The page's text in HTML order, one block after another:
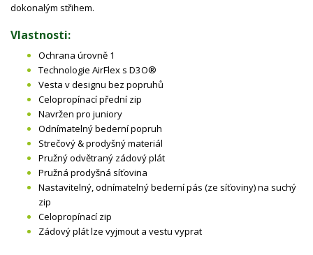
dokonalým střihem.
Vlastnosti:
Ochrana úrovně 1
Technologie AirFlex s D3O®
Vesta v designu bez popruhů
Celopropínací přední zip
Navržen pro juniory
Odnímatelný bederní popruh
Strečový & prodyšný materiál
Pružný odvětraný zádový plát
Pružná prodyšná síťovina
Nastavitelný, odnímatelný bederní pás (ze síťoviny) na suchý
zip
Celopropínací zip
Zádový plát lze vyjmout a vestu vyprat